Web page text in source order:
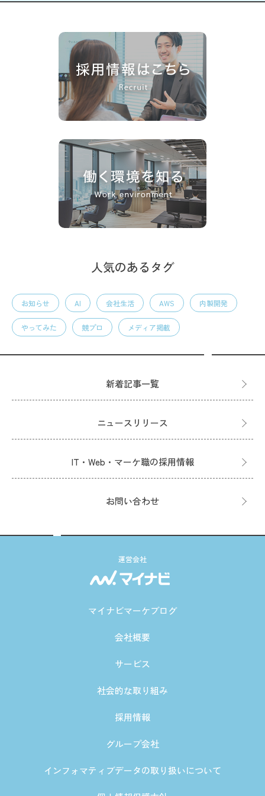
人気のあるタグ
お知らせ AI 会社生活 AWS 内製開発
やってみた 競プロ メディア掲載
新着記事一覧
ニュースリリース
IT・Web・マーケ職の採用情報
お問い合わせ
運営会社
マイナビマーケブログ
会社概要
サービス
社会的な取り組み
採用情報
グループ会社
インフォマティブデータの取り扱いについて